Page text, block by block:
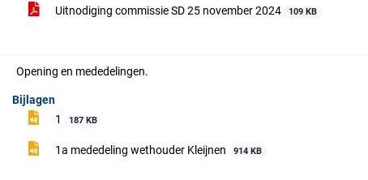
Uitnodiging commissie SD 25 november 2024
109 KB
Opening en mededelingen.
Bijlagen
1
187 KB
1a mededeling wethouder Kleijnen 914 KB